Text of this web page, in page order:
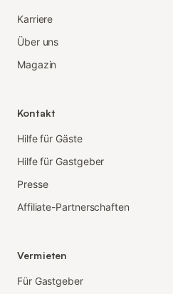
Karriere
Über uns
Magazin
Kontakt
Hilfe für Gäste
Hilfe für Gastgeber
Presse
Affiliate-Partnerschaften
Vermieten
Für Gastgeber